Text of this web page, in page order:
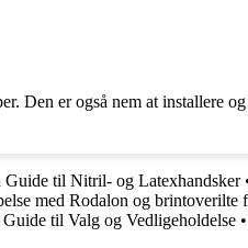
Den er også nem at installere
til Nitril- og Latexhandsker
med Rodalon og brintoverilte
til Valg og Vedligeholdelse •